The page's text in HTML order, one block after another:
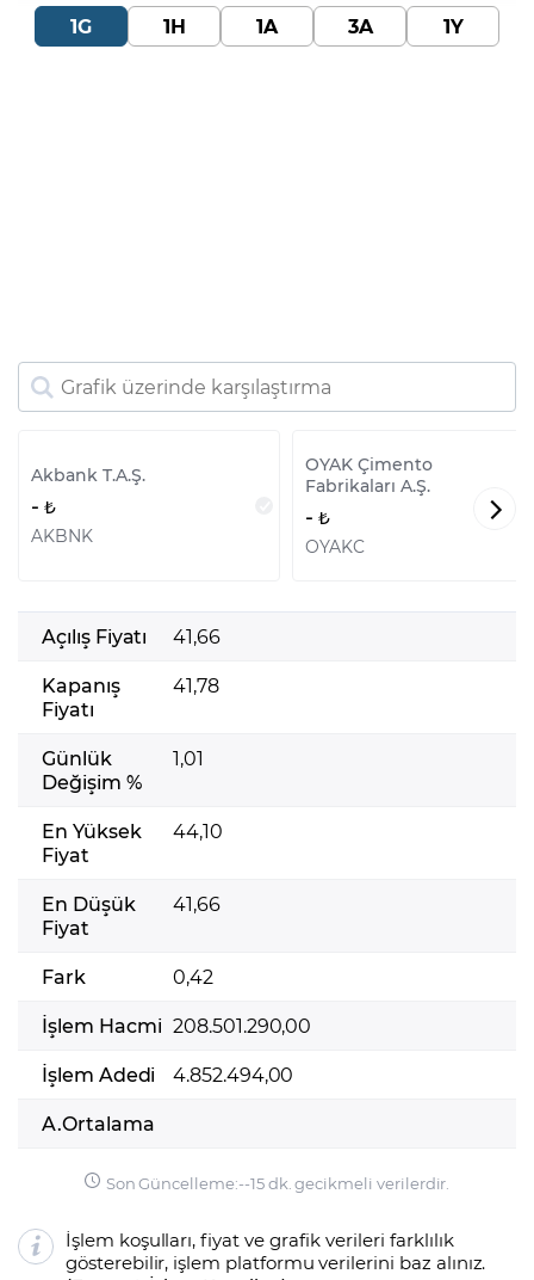
1G 1H 1A 3A 1Y
Akbank T.A.Ş.
-
AKBNK
OYAK Çimento
Fabrikaları A.Ş.
-
OYAKC
Açılış Fiyatı
41,66
Kapanış
Fiyatı
41,78
Günlük
Değişim %
1,01
En Yüksek
Fiyat
44,10
En Düşük
Fiyat
41,66
Fark
0,42
İşlem Hacmi 208.501.290,00
İşlem Adedi
4.852.494,00
A.Ortalama
Son Güncelleme:--15 dk. gecikmeli verilerdir.
İşlem koşulları, fiyat ve grafik verileri farklılık
gösterebilir, işlem platformu verilerini baz alınız.